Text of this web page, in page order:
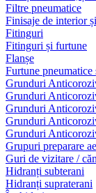
Filtre pneumatice
Finisaje de interior
Fitinguri
Fitinguri și furtune
Flanșe
Furtune
Grunduri
Grunduri
Grunduri
Grunduri
Grunduri
Grupuri preparare
Guri de vizitare /
Hidranți subterani
Hidranți supraterani